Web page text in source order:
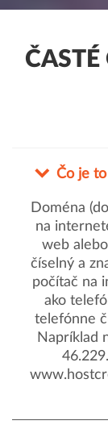
Čo je
Doména
na
web
číselný a
počítač na
ako
telefónne
Napríklad